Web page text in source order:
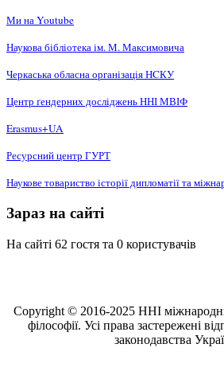
Ми на Youtube
Наукова бібліотека ім. М. Максимовича
Черкаська обласна організація НCКУ
Центр ґендерних досліджень ННІ МВІФ
Erasmus+UA
Ресурсний центр ГУРТ
Наукове товариство історії дипломатії та
Зараз на сайті
На сайті 62 гостя та 0 користувачів
Copyright © 2016-2025 ННІ
філософії. Усі права застережені
законодавства